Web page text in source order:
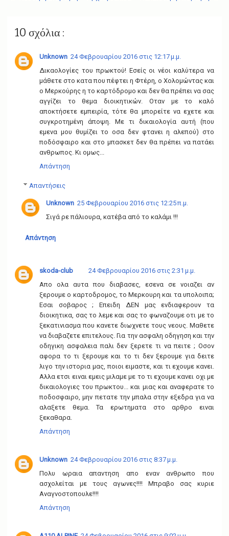
10 σχόλια :
Unknown 24 Φεβρουαρίου 2016 στις 12:17 μ.μ.
Δικαολογίες του πρωκτού! Εσείς οι νέοι καλύτερα να
μάθετε στο κατα που πέφτει η Φτέρη, ο Χολομώντας και
ο Μερκούρης η το καρτόδρομο και δεν θα πρέπει να σας
αγγίζει το θεμα διοικητικών. Οταν με το καλό
αποκτήσετε εμπειρία, τότε θα μπορείτε να εχετε και
συγκροτημένη άποψη. Με τι δικαιολογία αυτή (που
εμενα μου θυμίζει το οσα δεν φτανει η αλεπού) στο
ποδόσφαιρο και στο μπασκετ δεν θα πρέπει να πατάει
ανθρωπος. Κι ομως...
Απάντηση
Απαντήσεις
Unknown 25 Φεβρουαρίου 2016 στις 12:25 π.μ.
Σιγά ρε πάλιουρα, κατέβα από το καλάμι !!!
Απάντηση
skoda-club
24 Φεβρουαρίου 2016 στις 2:31 μ.μ.
Απο ολα αυτα που διαβασες, εσενα σε νοιαζει αν
ξερουμε ο καρτοδρομος, το Μερκουρη και τα υπολοιπα;
Εσαι σοβαρος ; Επειδη ΔΕΝ μας ενδιαφερουν τα
διοικητικα, σας το λεμε και σας το φωναζουμε οτι με το
ξεκατινιασμα που κανετε διωχνετε τους νεους. Μαθετε
να διαβαζετε επιτελους. Για την ασφαλη οδηγηση και την
οδηγικη ασφαλεια παλι δεν ξερετε τι να πειτε ; Οσον
αφορα το τι ξερουμε και το τι δεν ξερουμε για δειτε
λιγο την ιστορια μας, ποιοι ειμαστε, και τι εχουμε κανει.
Αλλα ετσι ειναι εμεις μιλαμε με το τι εχουμε κανει οχι με
δικαιολογιες του πρωκτου... και μιας και αναφερατε το
ποδοσφαιρο, μην πετατε την μπαλα στην εξεδρα για να
αλαξετε θεμα. Τα ερωτηματα στο αρθρο ειναι
ξεκαθαρα.
Απάντηση
Unknown 24 Φεβρουαρίου 2016 στις 8:37 μ.μ.
Πολυ ωραια απαντηση απο εναν ανθρωπο που
ασχολείται με τους αγωνες!!!! Μπραβο σας κυριε
Αναγνοστοπουλε!!!!
Απάντηση